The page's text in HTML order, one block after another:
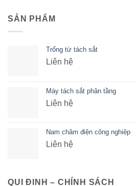
SẢN PHẨM
Trống từ tách sắt
Liên hệ
Máy tách sắt phân tầng
Liên hệ
Nam châm điện công nghiệp
Liên hệ
QUI ĐINH – CHÍNH SÁCH